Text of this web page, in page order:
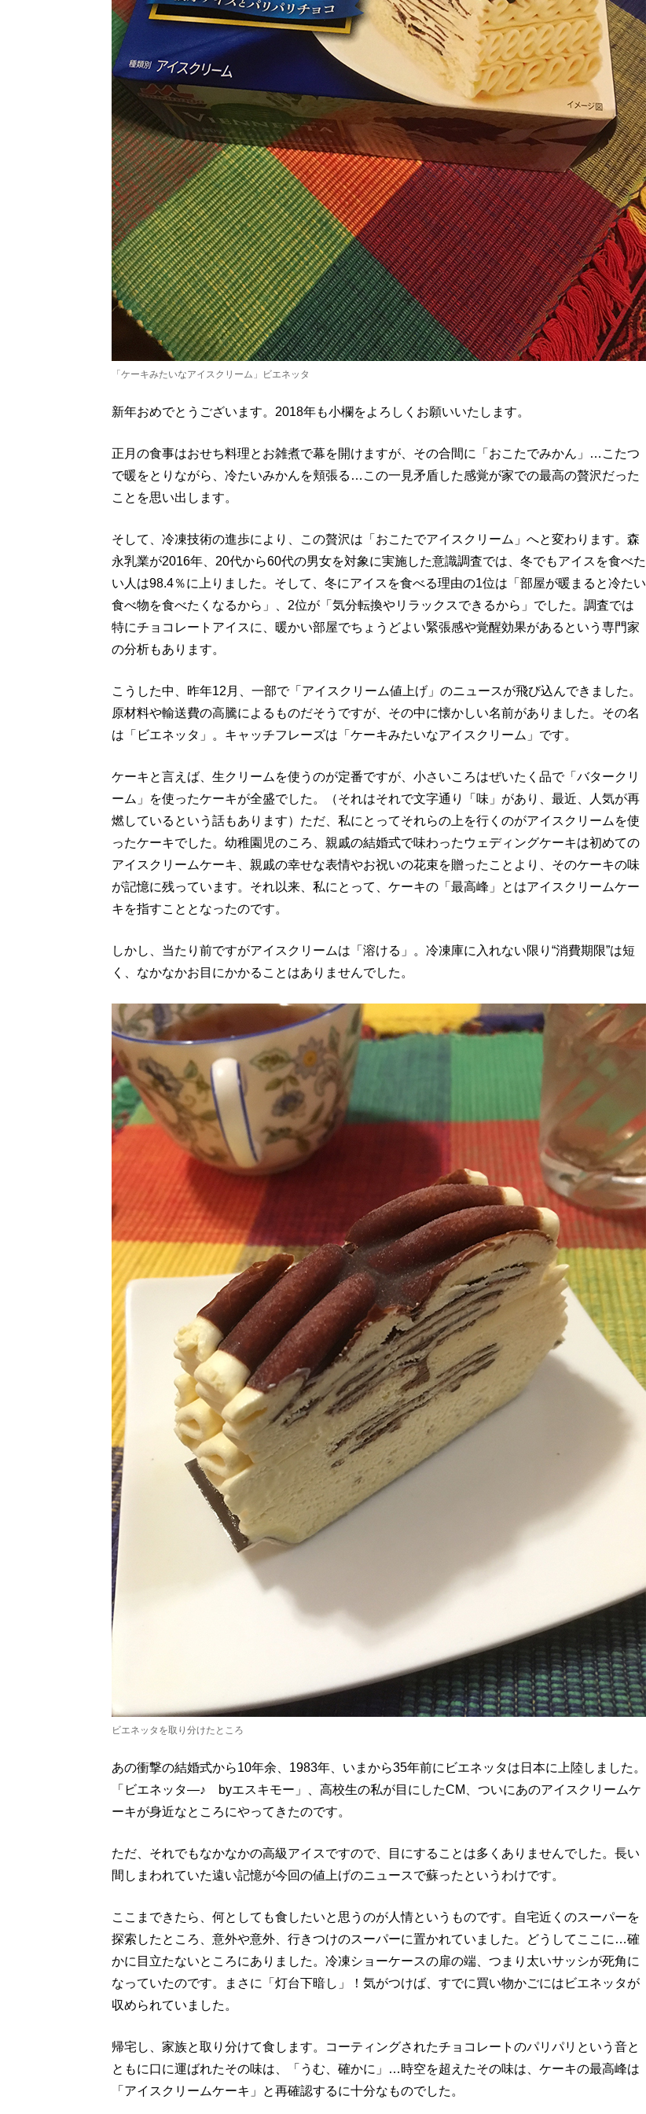
「ケーキみたいなアイスクリーム」ビエネッタ
新年おめでとうございます。2018年も小欄をよろしくお願いいたします。
正月の食事はおせち料理とお雑煮で幕を開けますが、その合間に「おこたでみかん」…こたつ
で暖をとりながら、冷たいみかんを頬張る…この一見矛盾した感覚が家での最高の贅沢だった
ことを思い出します。
そして、冷凍技術の進歩により、この贅沢は「おこたでアイスクリーム」へと変わります。森
永乳業が2016年、20代から60代の男女を対象に実施した意識調査では、冬でもアイスを食べた
い人は98.4％に上りました。そして、冬にアイスを食べる理由の1位は「部屋が暖まると冷たい
食べ物を食べたくなるから」、2位が「気分転換やリラックスできるから」でした。調査では
特にチョコレートアイスに、暖かい部屋でちょうどよい緊張感や覚醒効果があるという専門家
の分析もあります。
こうした中、昨年12月、一部で「アイスクリーム値上げ」のニュースが飛び込んできました。
原材料や輸送費の高騰によるものだそうですが、その中に懐かしい名前がありました。その名
は「ビエネッタ」。キャッチフレーズは「ケーキみたいなアイスクリーム」です。
ケーキと言えば、生クリームを使うのが定番ですが、小さいころはぜいたく品で「バタークリ
ーム」を使ったケーキが全盛でした。（それはそれで文字通り「味」があり、最近、人気が再
燃しているという話もあります）ただ、私にとってそれらの上を行くのがアイスクリームを使
ったケーキでした。幼稚園児のころ、親戚の結婚式で味わったウェディングケーキは初めての
アイスクリームケーキ、親戚の幸せな表情やお祝いの花束を贈ったことより、そのケーキの味
が記憶に残っています。それ以来、私にとって、ケーキの「最高峰」とはアイスクリームケー
キを指すこととなったのです。
しかし、当たり前ですがアイスクリームは「溶ける」。冷凍庫に入れない限り“消費期限”は短
く、なかなかお目にかかることはありませんでした。
ビエネッタを取り分けたところ
あの衝撃の結婚式から10年余、1983年、いまから35年前にビエネッタは日本に上陸しました。
「ビエネッタ―♪ byエスキモー」、高校生の私が目にしたCM、ついにあのアイスクリームケ
ーキが身近なところにやってきたのです。
ただ、それでもなかなかの高級アイスですので、目にすることは多くありませんでした。長い
間しまわれていた遠い記憶が今回の値上げのニュースで蘇ったというわけです。
ここまできたら、何としても食したいと思うのが人情というものです。自宅近くのスーパーを
探索したところ、意外や意外、行きつけのスーパーに置かれていました。どうしてここに…確
かに目立たないところにありました。冷凍ショーケースの扉の端、つまり太いサッシが死角に
なっていたのです。まさに「灯台下暗し」！気がつけば、すでに買い物かごにはビエネッタが
収められていました。
帰宅し、家族と取り分けて食します。コーティングされたチョコレートのパリパリという音と
ともに口に運ばれたその味は、「うむ、確かに」…時空を超えたその味は、ケーキの最高峰は
「アイスクリームケーキ」と再確認するに十分なものでした。